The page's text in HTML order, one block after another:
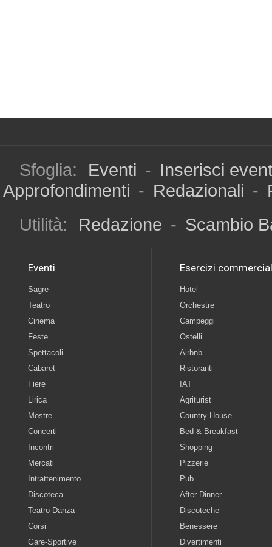
Sfoglia: Eventi - Inserisci
Approfondimenti - Redazionali -
Utilità:
Redazione - Scambio
Eventi
Sagre
Teatro
Cinema
Feste
Spettacoli
Cabaret
Fiere
Lirica
Mostre
Concerti
Incontri
Mercati
Intrattenimento
Discoteca
Teatro-Danza
Corsi
Gare-Sportive
Esercizi
Hotel
Orchestre
Campeggi
Ostelli
Airbnb
Ristoranti
IAT
Agriturist
Country House
Bed & Breakfast
Shopping
Pizzerie
Pub
After Dinner
Discoteche
Benessere
Divertimenti